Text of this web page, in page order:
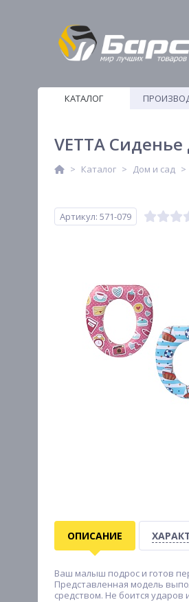
КАТАЛОГ
VETTA
Каталог Дом и сад
Артикул: 571-079
ОПИСАНИЕ
Ваш малыш подрос и готов
Представленная модель
средством. Не боится